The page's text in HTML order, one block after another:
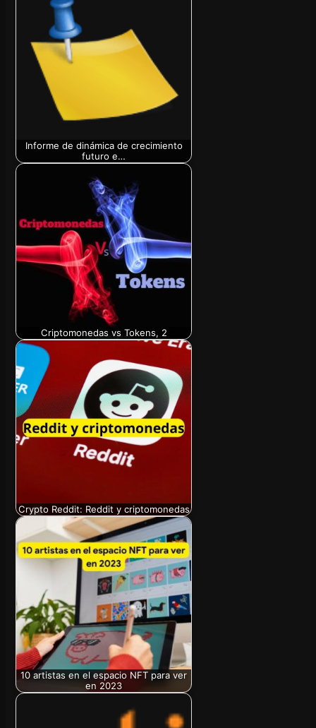
Informe de dinámica de crecimiento
futuro e…
Criptomonedas vs Tokens, 2
Crypto Reddit: Reddit y criptomonedas
10 artistas en el espacio NFT para ver
en 2023